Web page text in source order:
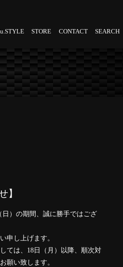
STORE CONTACT SEARCH
】
）の期間、誠に勝手ではござ
申し上げます。
ては、18日（月）以降、順次対
願い致します。